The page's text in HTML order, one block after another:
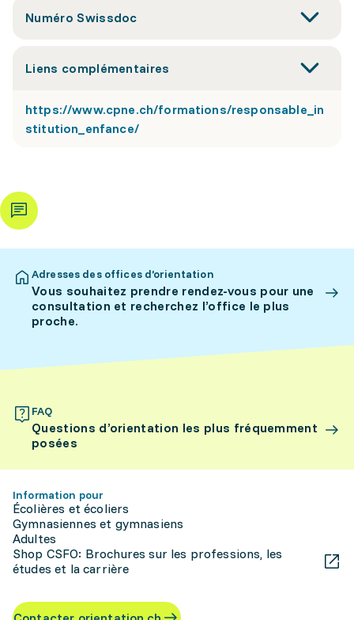
Numéro Swissdoc
Liens complémentaires
https://www.cpne.ch/formations/responsable_in
stitution_enfance/
Adresses des offices d’orientation
Vous souhaitez prendre rendez-vous pour une
consultation et recherchez l’office le plus
proche.
FAQ
Questions d’orientation les plus fréquemment
posées
Information pour
Écolières et écoliers
Gymnasiennes et gymnasiens
Adultes
Shop CSFO: Brochures sur les professions, les
études et la carrière